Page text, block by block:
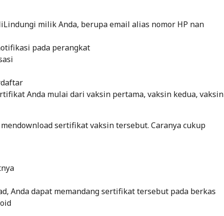
milik Anda, berupa email alias nomor HP nan
pada perangkat
Anda mulai dari vaksin pertama, vaksin kedua, vaksin
sertifikat vaksin tersebut. Caranya cukup
Anda dapat memandang sertifikat tersebut pada berkas